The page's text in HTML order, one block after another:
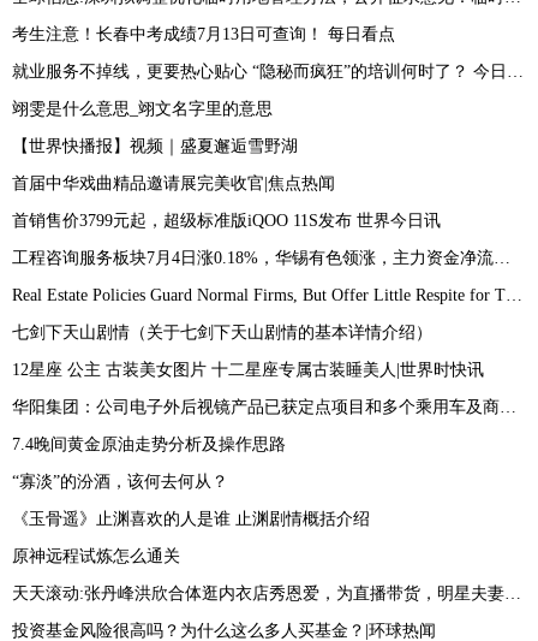
考生注意！长春中考成绩7月13日可查询！ 每日看点
翊雯是什么意思_翊文名字里的意思
【世界快播报】视频｜盛夏邂逅雪野湖
首届中华戏曲精品邀请展完美收官|焦点热闻
首销售价3799元起，超级标准版iQOO 11S发布 世界今日讯
七剑下天山剧情（关于七剑下天山剧情的基本详情介绍）
12星座 公主 古装美女图片 十二星座专属古装睡美人|世界时快讯
7.4晚间黄金原油走势分析及操作思路
“寡淡”的汾酒，该何去何从？
《玉骨遥》止渊喜欢的人是谁 止渊剧情概括介绍
原神远程试炼怎么通关
投资基金风险很高吗？为什么这么多人买基金？|环球热闻